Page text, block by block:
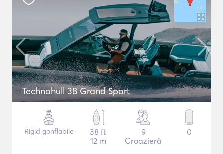
Technohull 38 Grand Sport
Rigid gonflabile
38 ft
12 m
9
Croazieră
0